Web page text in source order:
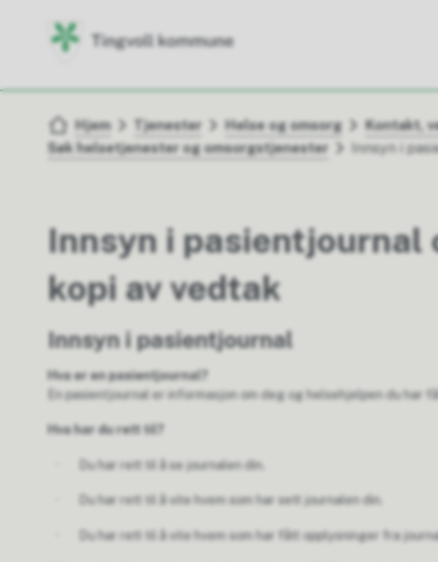
Du er her:
Hjem Tjenester Helse og omsorg
Kontakt,
Søk helsetjenester og omsorgstjenester
Innsyn i
Innsyn i pasientjournal
kopi av vedtak
Innsyn i pasientjournal
Hva er en pasientjournal?
En pasientjournal er informasjon om deg og helsehjelpen du har
Hva har du rett til?
· Du har rett til å se journalen din.
· Du har rett til å vite hvem som har sett journalen din.
· Du har rett til å vite hvem som har fått opplysninger fra